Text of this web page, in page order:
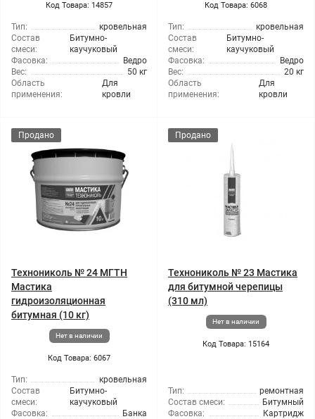
Код Товара: 14857
Тип:
кровельная
Состав
смеси:
Битумно-
каучуковый
Фасовка:
Ведро
Вес:
50 кг
Область
применения:
Для
кровли
Код Товара: 6068
Тип:
кровельная
Состав
смеси:
Битумно-
каучуковый
Фасовка:
Ведро
Вес:
20 кг
Область
применения:
Для
кровли
Продано
Технониколь № 24 МГТН
Мастика
гидроизоляционная
битумная (10 кг)
Нет в наличии
Код Товара: 6067
Тип:
кровельная
Состав
смеси:
Битумно-
каучуковый
Фасовка:
Банка
Продано
Технониколь № 23 Мастика
для битумной черепицы
(310 мл)
Нет в наличии
Код Товара: 15164
Тип:
ремонтная
Состав смеси:
Битумный
Фасовка:
Картридж